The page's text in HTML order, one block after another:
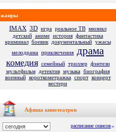
жанры
IMAX 3D игра реальное ТВ мюзикл
детский аниме история фантастика
криминал боевик документальный ужасы
мелодрама приключения драма
комедия семейный триллер фэнтези
мультфильм
детектив музыка биография
военный короткометражка спорт концерт
вестерн
Афиша кинотеатров
»
расписание сеансов